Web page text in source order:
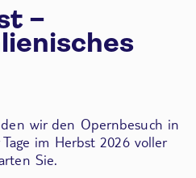
–
wir den Opernbesuch in
im Herbst 2026 voller
Sie.